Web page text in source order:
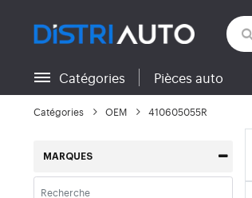
Retour aux catégories
Catégories Pièces auto
Catégories OEM 410605055R
MARQUES